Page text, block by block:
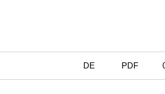
DE PDF